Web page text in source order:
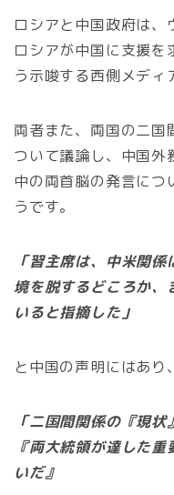
ロシアと中国政府は、
ロシアが中国に支援を
う示唆する西側メディ
両者また、両国の二国
ついて議論し、中国外
中の両首脳の発言につ
うです。
「習主席は、中米関
境を脱するどころか、
いると指摘した」
と中国の声明にはあり、
「二国間関係の『現
『両大統領が達した
いだ』